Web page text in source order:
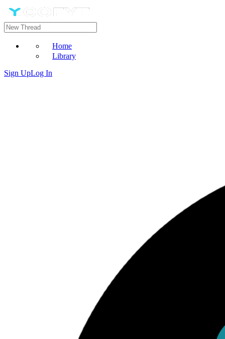
Home
Library
Sign UpLog In